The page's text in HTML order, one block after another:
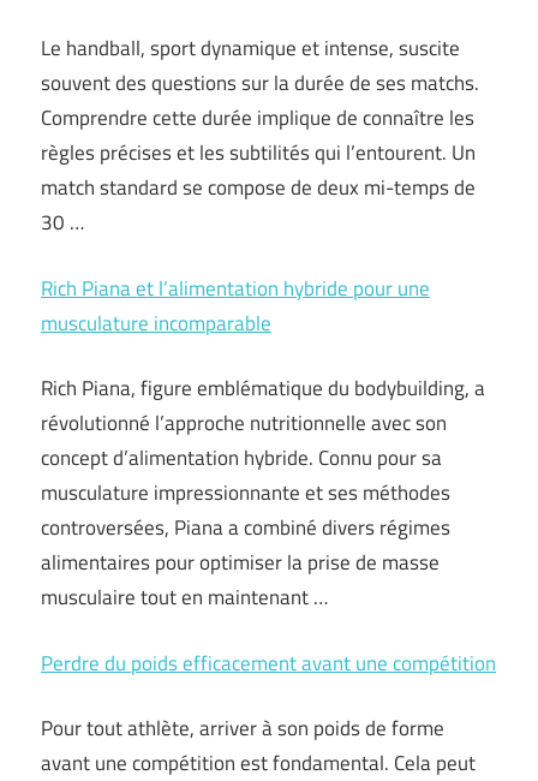
Le handball, sport dynamique et intense, suscite
souvent des questions sur la durée de ses matchs.
Comprendre cette durée implique de connaître les
règles précises et les subtilités qui l’entourent. Un
match standard se compose de deux mi-temps de
30 …
Rich Piana et l’alimentation hybride pour une
musculature incomparable
Rich Piana, figure emblématique du bodybuilding, a
révolutionné l’approche nutritionnelle avec son
concept d’alimentation hybride. Connu pour sa
musculature impressionnante et ses méthodes
controversées, Piana a combiné divers régimes
alimentaires pour optimiser la prise de masse
musculaire tout en maintenant …
Perdre du poids efficacement avant une compétition
Pour tout athlète, arriver à son poids de forme
avant une compétition est fondamental. Cela peut